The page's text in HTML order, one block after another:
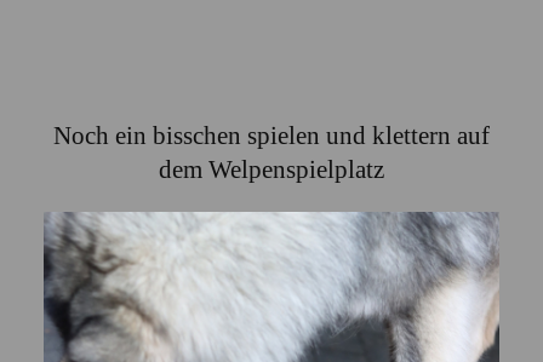
Noch ein bisschen spielen und klettern auf
dem Welpenspielplatz